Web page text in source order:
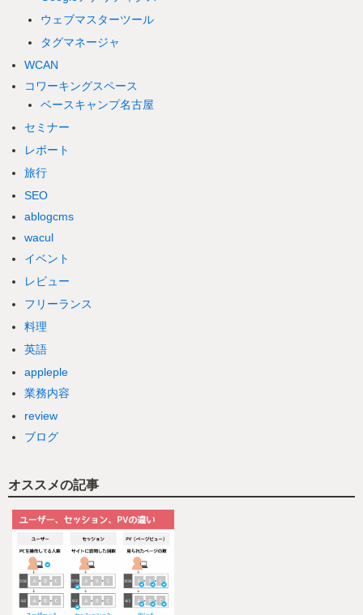
ウェブマスターツール
タグマネージャ
WCAN
コワーキングスペース
ベースキャンプ名古屋
セミナー
レポート
旅行
SEO
ablogcms
wacul
イベント
レビュー
フリーランス
料理
英語
appleple
業務内容
review
ブログ
オススメの記事